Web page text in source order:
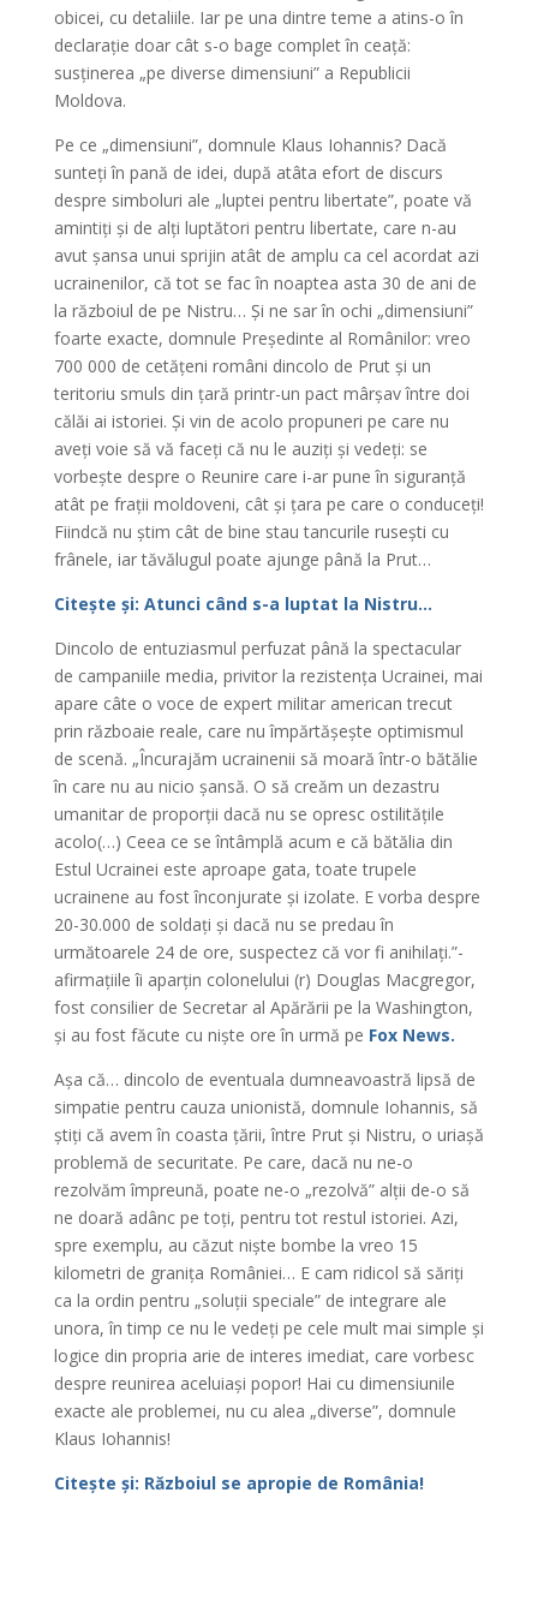
obicei, cu detaliile. Iar pe una dintre teme a atins-o în
declarație doar cât s-o bage complet în ceață:
susținerea „pe diverse dimensiuni” a Republicii
Moldova.
Pe ce „dimensiuni”, domnule Klaus Iohannis? Dacă
sunteți în pană de idei, după atâta efort de discurs
despre simboluri ale „luptei pentru libertate”, poate vă
amintiți și de alți luptători pentru libertate, care n-au
avut șansa unui sprijin atât de amplu ca cel acordat azi
ucrainenilor, că tot se fac în noaptea asta 30 de ani de
la războiul de pe Nistru… Și ne sar în ochi „dimensiuni”
foarte exacte, domnule Președinte al Românilor: vreo
700 000 de cetățeni români dincolo de Prut și un
teritoriu smuls din țară printr-un pact mârșav între doi
călăi ai istoriei. Și vin de acolo propuneri pe care nu
aveți voie să vă faceți că nu le auziți și vedeți: se
vorbește despre o Reunire care i-ar pune în siguranță
atât pe frații moldoveni, cât și țara pe care o conduceți!
Fiindcă nu știm cât de bine stau tancurile rusești cu
frânele, iar tăvălugul poate ajunge până la Prut…
Citește și: Atunci când s-a luptat la Nistru…
Dincolo de entuziasmul perfuzat până la spectacular
de campaniile media, privitor la rezistența Ucrainei, mai
apare câte o voce de expert militar american trecut
prin războaie reale, care nu împărtășește optimismul
de scenă. „Încurajăm ucrainenii să moară într-o bătălie
în care nu au nicio șansă. O să creăm un dezastru
umanitar de proporții dacă nu se opresc ostilitățile
acolo(…) Ceea ce se întâmplă acum e că bătălia din
Estul Ucrainei este aproape gata, toate trupele
ucrainene au fost înconjurate și izolate. E vorba despre
20-30.000 de soldați și dacă nu se predau în
următoarele 24 de ore, suspectez că vor fi anihilați.”-
afirmațiile îi aparțin colonelului (r) Douglas Macgregor,
fost consilier de Secretar al Apărării pe la Washington,
și au fost făcute cu niște ore în urmă pe Fox News.
Așa că… dincolo de eventuala dumneavoastră lipsă de
simpatie pentru cauza unionistă, domnule Iohannis, să
știți că avem în coasta țării, între Prut și Nistru, o uriașă
problemă de securitate. Pe care, dacă nu ne-o
rezolvăm împreună, poate ne-o „rezolvă” alții de-o să
ne doară adânc pe toți, pentru tot restul istoriei. Azi,
spre exemplu, au căzut niște bombe la vreo 15
kilometri de granița României… E cam ridicol să săriți
ca la ordin pentru „soluții speciale” de integrare ale
unora, în timp ce nu le vedeți pe cele mult mai simple și
logice din propria arie de interes imediat, care vorbesc
despre reunirea aceluiași popor! Hai cu dimensiunile
exacte ale problemei, nu cu alea „diverse”, domnule
Klaus Iohannis!
Citește și: Războiul se apropie de România!